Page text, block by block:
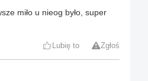
miło u nieog było, super
Lubię to Zgłoś